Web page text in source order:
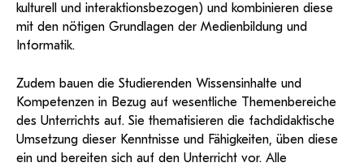
kulturell und interaktionsbezogen) und kombinieren diese
mit den nötigen Grundlagen der Medienbildung und
Informatik.
Zudem bauen die Studierenden Wissensinhalte und
Kompetenzen in Bezug auf wesentliche Themenbereiche
des Unterrichts auf. Sie thematisieren die fachdidaktische
Umsetzung dieser Kenntnisse und Fähigkeiten, üben diese
ein und bereiten sich auf den Unterricht vor. Alle